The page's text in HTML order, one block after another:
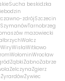
Sucha beskidzka
zdrójSzczecin
SzymanówTarnobrzeg
mazowiecki
Wałcz
WiryWisłaWitkowo
WołominWrocław
ZąbkiŻabnoZabrze
ZelczynaZgierz
ŻyrardówŻywiec